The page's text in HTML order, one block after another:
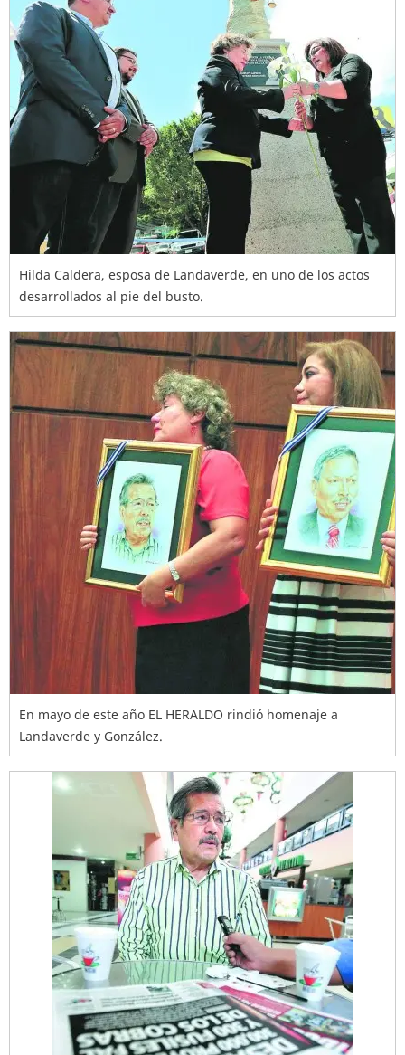
Hilda Caldera, esposa de Landaverde, en uno de los actos
desarrollados al pie del busto.
En mayo de este año EL HERALDO rindió homenaje a
Landaverde y González.